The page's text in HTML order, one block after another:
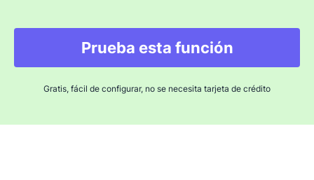
Prueba esta función
Se abre en una
Gratis, fácil de configurar, no se necesita tarjeta de crédito